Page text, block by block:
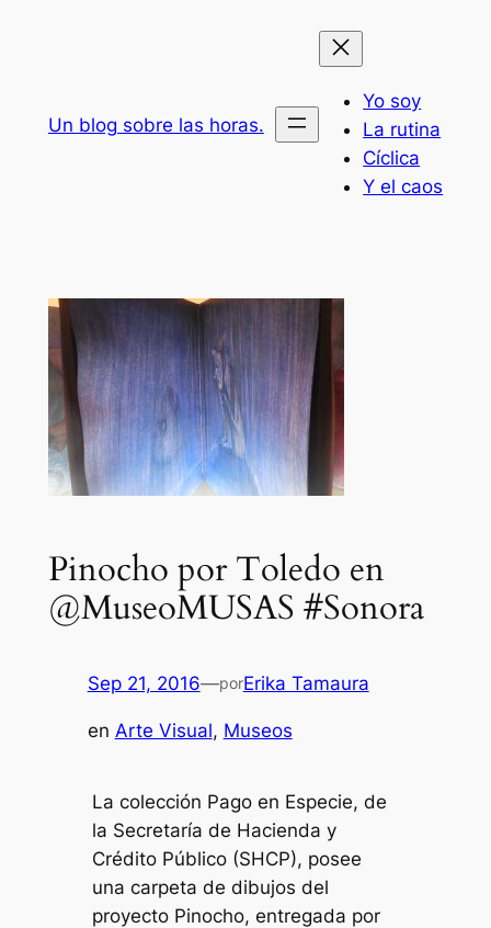
Un blog sobre las horas.
Yo soy
La rutina
Cíclica
Y el caos
Pinocho por Toledo en
@MuseoMUSAS #Sonora
Sep 21, 2016—porErika Tamaura
en Arte Visual, Museos
La colección Pago en Especie, de
la Secretaría de Hacienda y
Crédito Público (SHCP), posee
una carpeta de dibujos del
proyecto Pinocho, entregada por